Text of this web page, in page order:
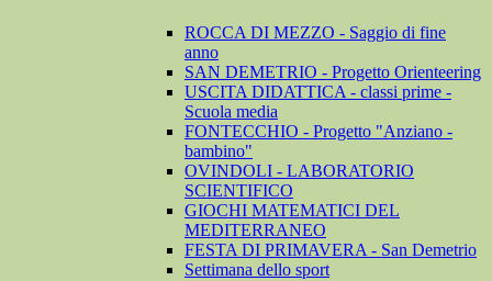
ROCCA DI MEZZO - Saggio di fine
anno
SAN DEMETRIO - Progetto Orienteering
USCITA DIDATTICA - classi prime -
Scuola media
FONTECCHIO - Progetto "Anziano -
bambino"
OVINDOLI - LABORATORIO
SCIENTIFICO
GIOCHI MATEMATICI DEL
MEDITERRANEO
FESTA DI PRIMAVERA - San Demetrio
Settimana dello sport